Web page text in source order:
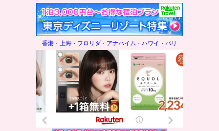
香港 ・ 上海 ・ フロリダ ・ アナハイム ・ ハワイ ・ パリ